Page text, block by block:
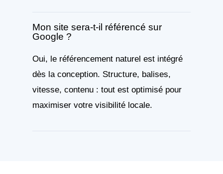
Mon site sera-t-il référencé sur
Google ?
Oui, le référencement naturel est intégré
dès la conception. Structure, balises,
vitesse, contenu : tout est optimisé pour
maximiser votre visibilité locale.